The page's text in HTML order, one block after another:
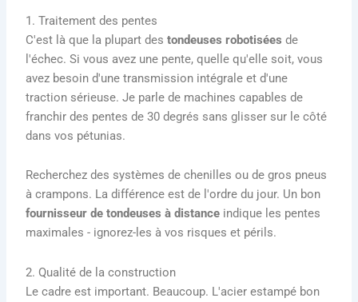
1. Traitement des pentes
C'est là que la plupart destondeuses robotisées de
l'échec. Si vous avez une pente, quelle qu'elle soit, vous
avez besoin d'une transmission intégrale et d'une
traction sérieuse. Je parle de machines capables de
franchir des pentes de 30 degrés sans glisser sur le côté
dans vos pétunias.
Recherchez des systèmes de chenilles ou de gros pneus
à crampons. La différence est de l'ordre du jour. Un bon
fournisseur de tondeuses à distance indique les pentes
maximales - ignorez-les à vos risques et périls.
2. Qualité de la construction
Le cadre est important. Beaucoup. L'acier estampé bon